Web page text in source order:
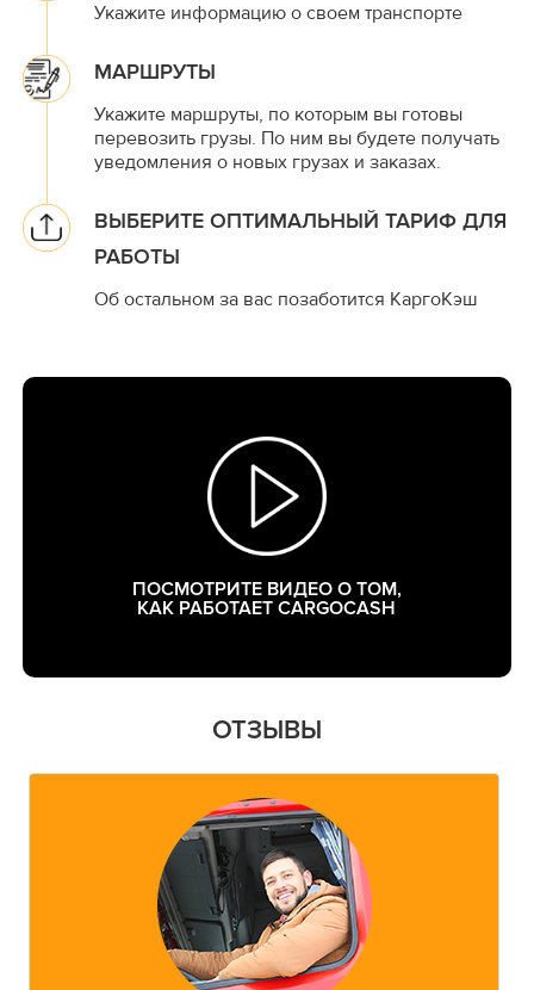
Укажите информацию о своем транспорте
МАРШРУТЫ
Укажите маршруты, по которым вы готовы
перевозить грузы. По ним вы будете получать
уведомления о новых грузах и заказах.
ВЫБЕРИТЕ ОПТИМАЛЬНЫЙ ТАРИФ ДЛЯ
РАБОТЫ
Об остальном за вас позаботится КаргоКэш
ПОСМОТРИТЕ ВИДЕО О ТОМ,
КАК РАБОТАЕТ CARGOCASH
ОТЗЫВЫ